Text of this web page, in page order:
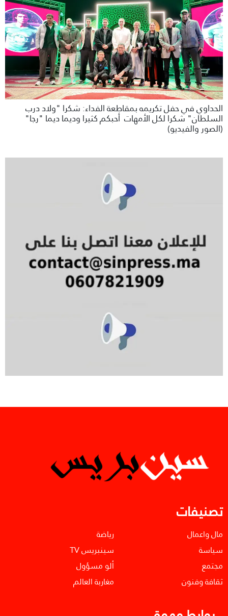
الحداوي في حفل تكريمه بمقاطعة الفداء: شكرا "ولاد درب
السلطان" شكرا لكل الأمهات أحبكم كثيرا وديما ديما "رجا"
(الصور والفيديو)
تصنيفات
مال واعمال
سياسة
مجتمع
ثقافة وفنون
رياضة
سينبريس TV
ألو مسؤول
مغاربة العالم